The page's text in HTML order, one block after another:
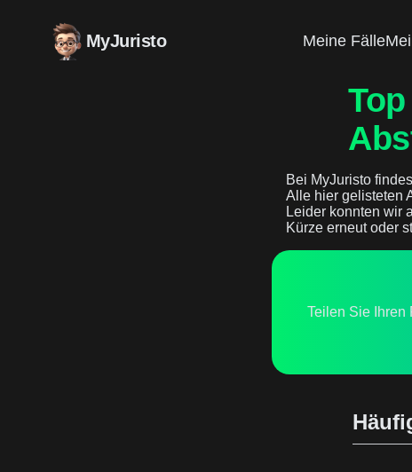
MyJuristo Meine Fälle
Bei MyJuristo
Alle hier gelisteten
Leider konnten wir
Kürze erneut oder
Teilen Sie Ihren